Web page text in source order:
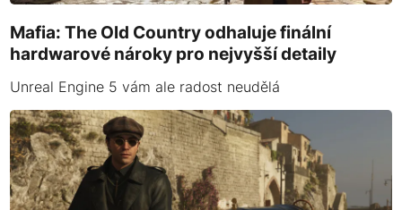
Mafia: The Old Country odhaluje finální
hardwarové nároky pro nejvyšší detaily
Unreal Engine 5 vám ale radost neudělá